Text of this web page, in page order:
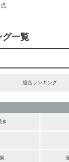
グ一覧
総合ランキング
き